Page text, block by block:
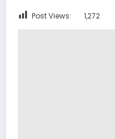
Post Views: 1,272